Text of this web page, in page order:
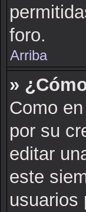
foro.
Arriba
»
Como
por su
editar
este
usuarios